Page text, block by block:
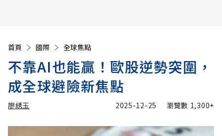
首頁 國際 全球焦點
不靠AI也能贏！歐股逆勢突圍，
成全球避險新焦點
廖綉玉 2025-12-25 瀏覽數 1,300+